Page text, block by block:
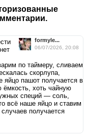
formyle...
06/07/2026, 20:08
по таймеру, сливаем
скорлупа,
яйцо пашот получается в
хоть чайную
специй — соль,
всё наше яйцо и ставим
получается